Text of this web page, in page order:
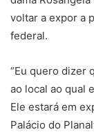
voltar a expor a
federal.
“Eu quero dizer
ao local ao qual
Ele estará em
Palácio do